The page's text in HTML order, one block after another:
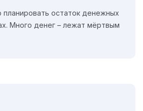
планировать остаток денежных
Много денег – лежат мёртвым